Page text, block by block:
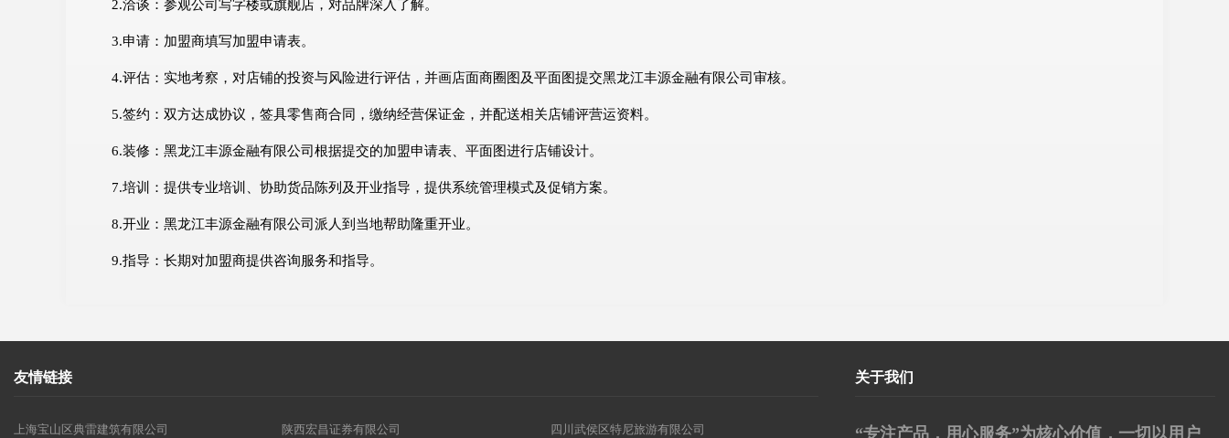
2.洽谈：参观公司写字楼或旗舰店，对品牌深入了解。
3.申请：加盟商填写加盟申请表。
4.评估：实地考察，对店铺的投资与风险进行评估，并画店面商圈图及平面图提交黑龙江丰源金融有限公司审核。
5.签约：双方达成协议，签具零售商合同，缴纳经营保证金，并配送相关店铺评营运资料。
6.装修：黑龙江丰源金融有限公司根据提交的加盟申请表、平面图进行店铺设计。
7.培训：提供专业培训、协助货品陈列及开业指导，提供系统管理模式及促销方案。
8.开业：黑龙江丰源金融有限公司派人到当地帮助隆重开业。
9.指导：长期对加盟商提供咨询服务和指导。
友情链接
上海宝山区典雷建筑有限公司 陕西宏昌证券有限公司 四川武侯区特尼旅游有限公司
关于我们
“专注产品，用心服务”为核心价值，一切以用户